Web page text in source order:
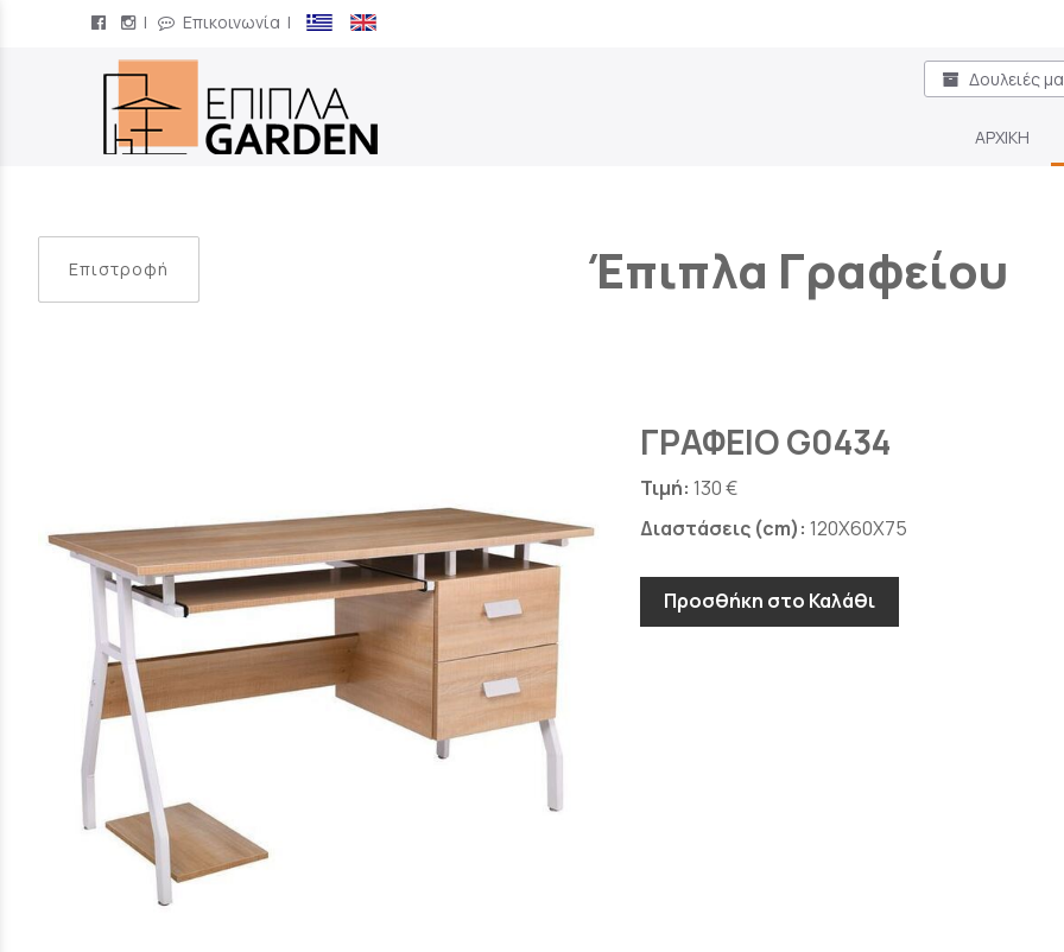
| Επικοινωνία |
Δουλειές
/
ΑΡΧΙΚΗ
Έπιπλα Γραφείου
Επιστροφή
ΓΡΑΦΕΙΟ G0434
Τιμή: 130 €
Διαστάσεις (cm): 120X60X75
Προσθήκη στο Καλάθι